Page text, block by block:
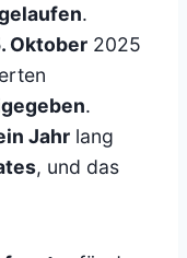
.
Oktober 2025
.
Jahr lang
, und das